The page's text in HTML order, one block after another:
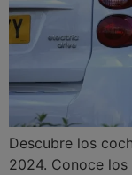
Descubre los
2024. Conoce